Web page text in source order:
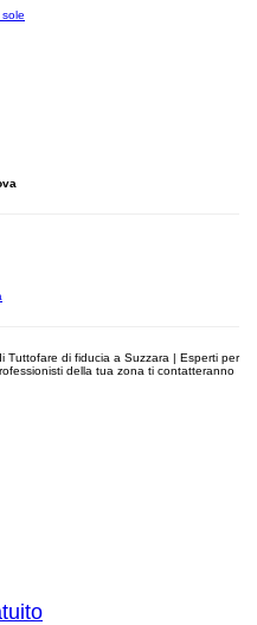
Tuttofare di fiducia a Suzzara | Esperti per
della tua zona ti contatteranno